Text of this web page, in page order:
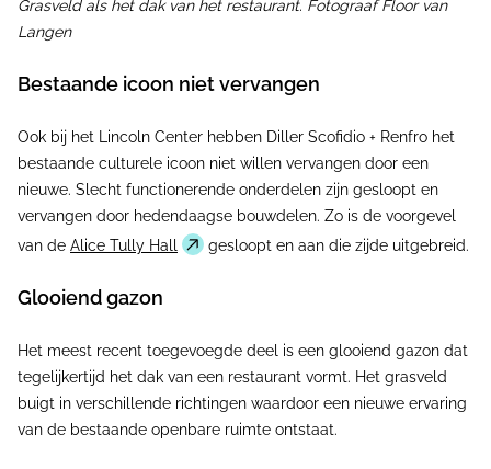
Grasveld als het dak van het restaurant. Fotograaf Floor van
Langen
Bestaande icoon niet vervangen
Ook bij het Lincoln Center hebben Diller Scofidio + Renfro het
bestaande culturele icoon niet willen vervangen door een
nieuwe. Slecht functionerende onderdelen zijn gesloopt en
vervangen door hedendaagse bouwdelen. Zo is de voorgevel
van de Alice Tully Hall gesloopt en aan die zijde uitgebreid.
Glooiend gazon
Het meest recent toegevoegde deel is een glooiend gazon dat
tegelijkertijd het dak van een restaurant vormt. Het grasveld
buigt in verschillende richtingen waardoor een nieuwe ervaring
van de bestaande openbare ruimte ontstaat.